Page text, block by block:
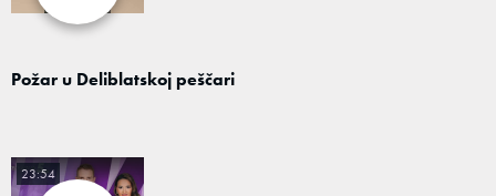
Požar u Deliblatskoj peščari
23:54